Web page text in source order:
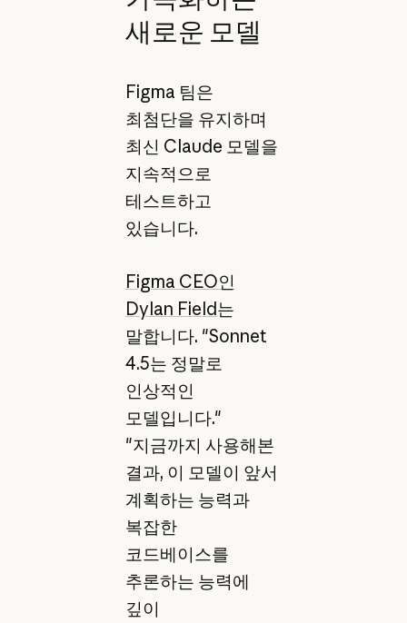
새로운 모델
Figma 팀은
최첨단을 유지하며
최신 Claude 모델을
지속적으로
테스트하고
있습니다.
Figma CEO인
Dylan Field는
말합니다. "Sonnet
4.5는 정말로
인상적인
모델입니다."
"지금까지 사용해본
결과, 이 모델이 앞서
계획하는 능력과
복잡한
코드베이스를
추론하는 능력에
깊이